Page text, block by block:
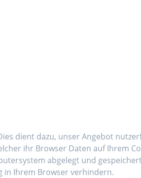
dient dazu, unser Angebot
ihr Browser Daten auf Ihrem
abgelegt und
in Ihrem Browser verhindern.